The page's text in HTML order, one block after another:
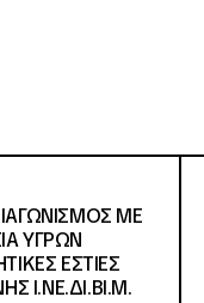
ΜΕ
ΥΓΡΩΝ
ΕΣΤΙΕΣ
Ι.ΝΕ.ΔΙ.ΒΙ.Μ.